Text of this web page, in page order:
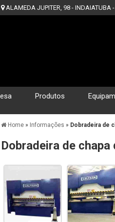
ALAMEDA JUPITER, 98 - INDAIATUBA -
Produtos
Home » Informações » Dobradeira de
Dobradeira de chapa